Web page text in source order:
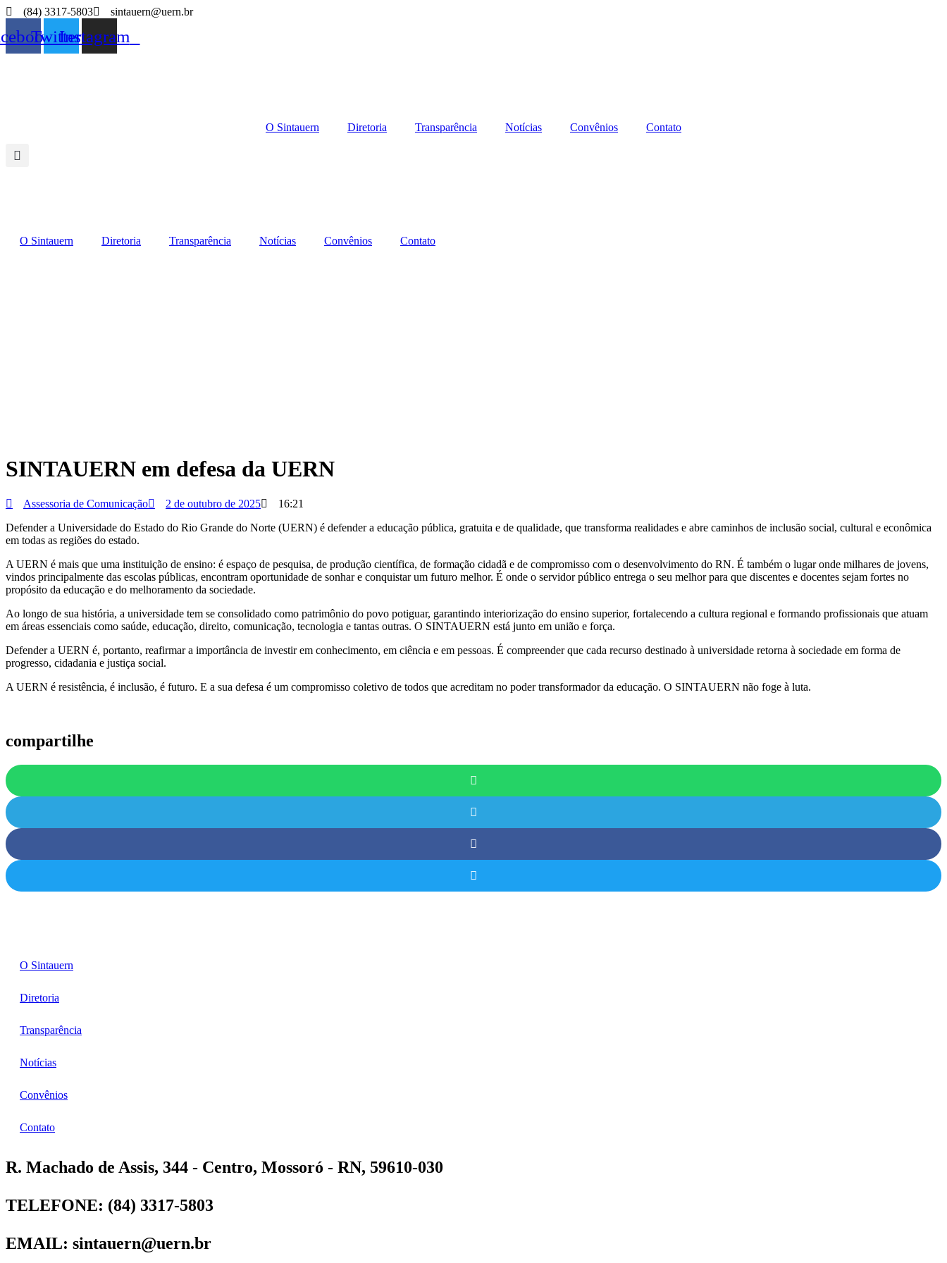
Ir
o
conteúdo
(84) 3317-5803 sintauern@uern.br
TwitterInstagram
O Sintauern Diretoria Transparência Notícias Convênios Contato
O Sintauern Diretoria Transparência Notícias Convênios Contato
SINTAUERN em defesa da UERN
Assessoria de Comunicação 2 de outubro de 2025
16:21
Defender a Universidade do Estado do Rio Grande do Norte (UERN) é defender a educação pública, gratuita e de qualidade, que transforma realidades e abre caminhos de inclusão social, cultural e econômica
em todas as regiões do estado.
A UERN é mais que uma instituição de ensino: é espaço de pesquisa, de produção científica, de formação cidadã e de compromisso com o desenvolvimento do RN. É também o lugar onde milhares de jovens,
vindos principalmente das escolas públicas, encontram oportunidade de sonhar e conquistar um futuro melhor. É onde o servidor público entrega o seu melhor para que discentes e docentes sejam fortes no
propósito da educação e do melhoramento da sociedade.
Ao longo de sua história, a universidade tem se consolidado como patrimônio do povo potiguar, garantindo interiorização do ensino superior, fortalecendo a cultura regional e formando profissionais que atuam
em áreas essenciais como saúde, educação, direito, comunicação, tecnologia e tantas outras. O SINTAUERN está junto em união e força.
Defender a UERN é, portanto, reafirmar a importância de investir em conhecimento, em ciência e em pessoas. É compreender que cada recurso destinado à universidade retorna à sociedade em forma de
progresso, cidadania e justiça social.
A UERN é resistência, é inclusão, é futuro. E a sua defesa é um compromisso coletivo de todos que acreditam no poder transformador da educação. O SINTAUERN não foge à luta.
compartilhe
O Sintauern
Diretoria
Transparência
Notícias
Convênios
Contato
R. Machado de Assis, 344 - Centro, Mossoró - RN, 59610-030
TELEFONE: (84) 3317-5803
EMAIL: sintauern@uern.br